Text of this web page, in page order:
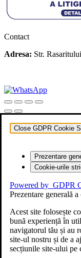
Contact
Adresa: Str.
Close GDPR Cookie
Prezentare
Cookie-urile
Powered by GDPR
Prezentare generală
Acest site folosește
bună experiență în
navigatorul tău și au
site-ul nostru și de a
secțiunile site-ului pe